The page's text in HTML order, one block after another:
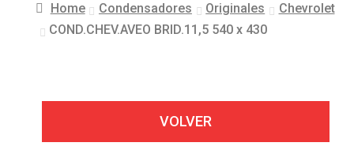
Home Condensadores Originales
Chevrolet
COND.CHEV.AVEO BRID.11,5 540 x 430
VOLVER